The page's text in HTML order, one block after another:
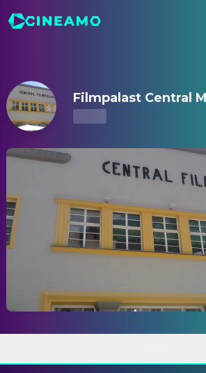
Filmpalast Central Mühlhausen –
Filmpalast Central